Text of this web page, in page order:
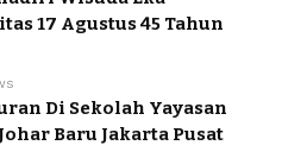
17 Agustus 45 Tahun
Di Sekolah Yayasan
Baru Jakarta Pusat